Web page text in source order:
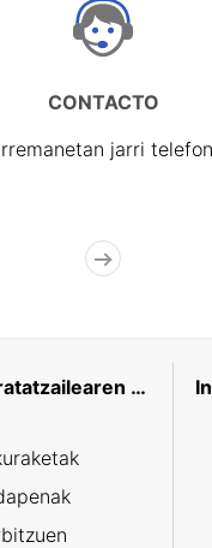
CONTACTO
jarri
Kontratatzailearen profila